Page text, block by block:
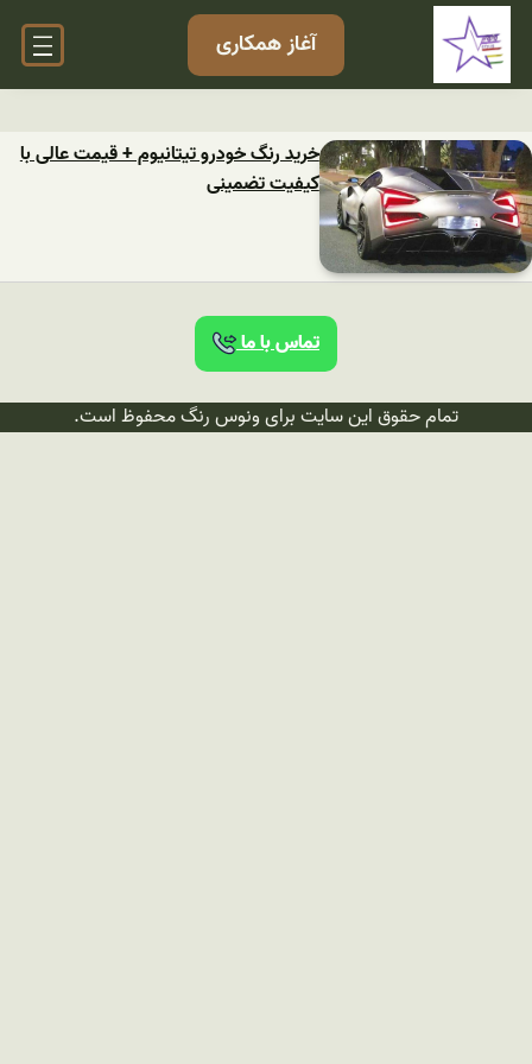
آغاز همکاری
خرید رنگ خودرو تیتانیوم + قیمت عالی با
کیفیت تضمینی
تماس با ما
تمام حقوق این سایت برای ونوس رنگ محفوظ است.